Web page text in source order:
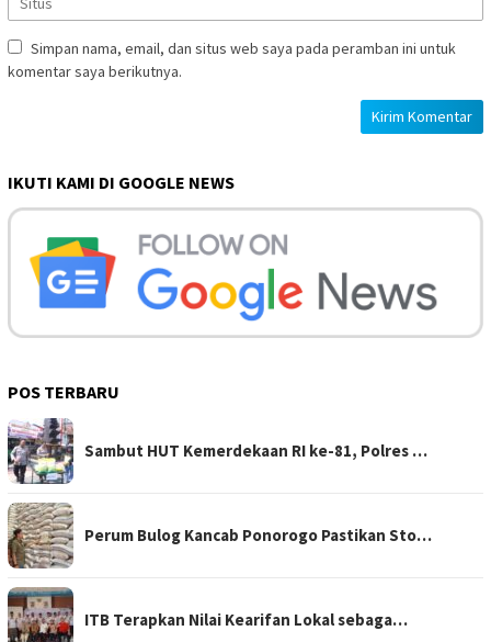
Simpan nama, email, dan situs web saya pada peramban ini untuk
komentar saya berikutnya.
IKUTI KAMI DI GOOGLE NEWS
POS TERBARU
Sambut HUT Kemerdekaan RI ke-81, Polres …
Perum Bulog Kancab Ponorogo Pastikan Sto…
ITB Terapkan Nilai Kearifan Lokal sebaga…